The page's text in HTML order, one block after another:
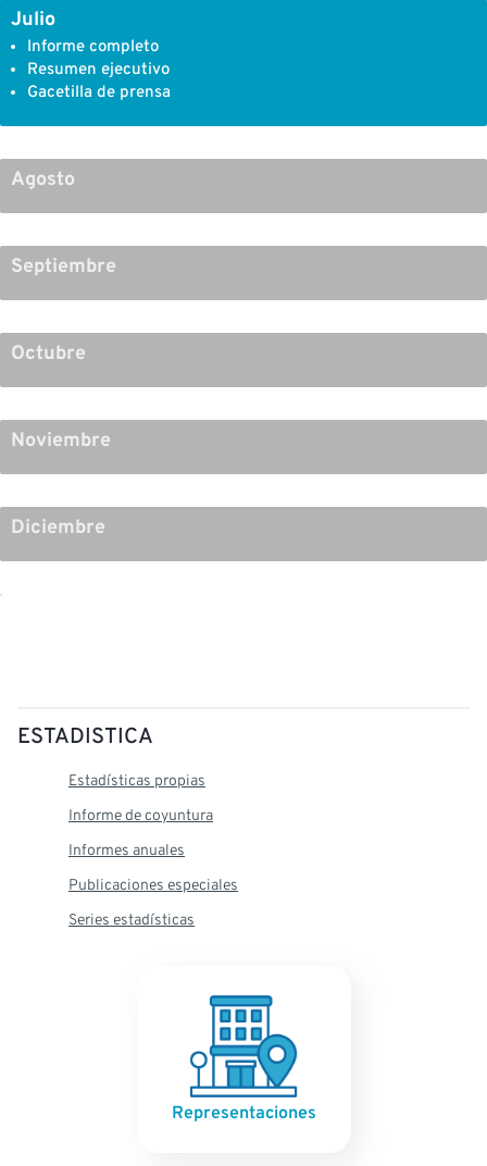
Julio
Informe completo
Resumen ejecutivo
Gacetilla de prensa
Agosto
Septiembre
Octubre
Noviembre
Diciembre
ESTADISTICA
Estadísticas propias
Informe de coyuntura
Informes anuales
Publicaciones especiales
Series estadísticas
Representaciones